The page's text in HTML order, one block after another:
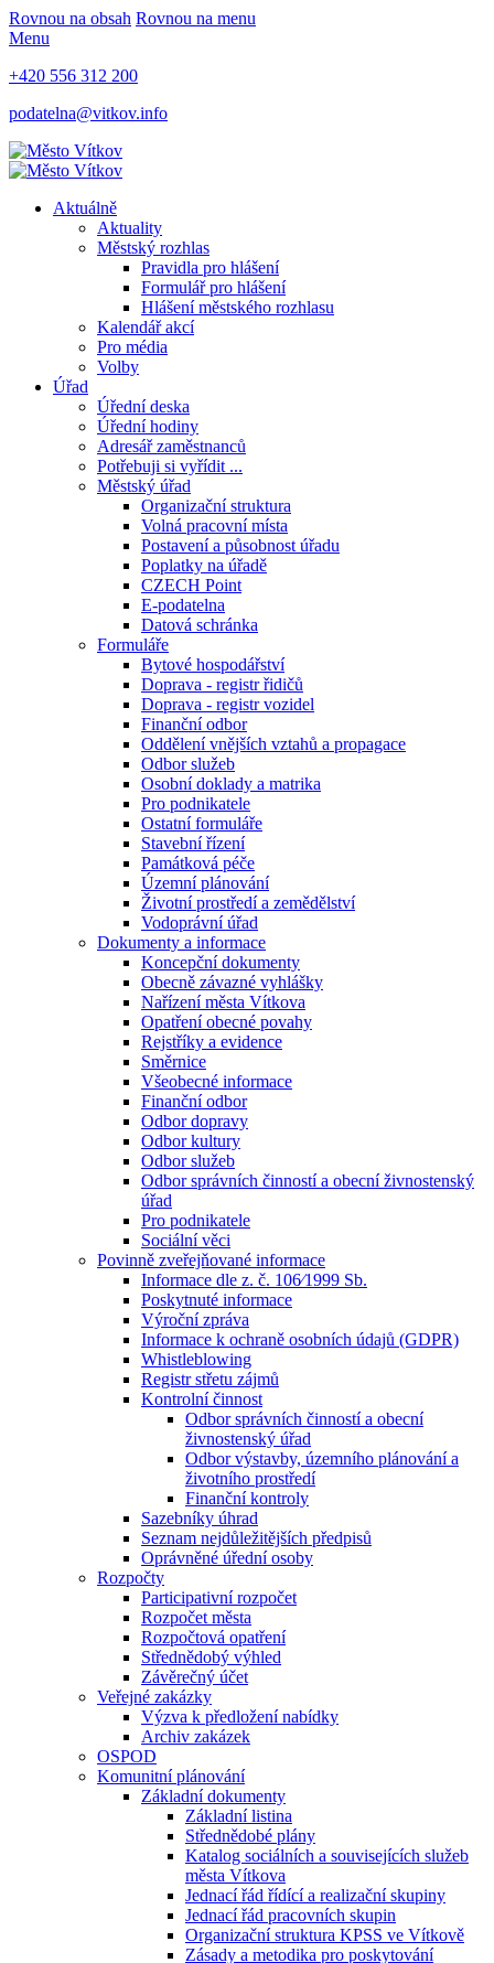
Rovnou na obsah Rovnou na menu
Menu
+420 556 312 200
podatelna@vitkov.info
Aktuálně
Aktuality
Městský rozhlas
Pravidla pro hlášení
Formulář pro hlášení
Hlášení městského rozhlasu
Kalendář akcí
Pro média
Volby
Úřad
Úřední deska
Úřední hodiny
Adresář zaměstnanců
Potřebuji si vyřídit ...
Městský úřad
Organizační struktura
Volná pracovní místa
Postavení a působnost úřadu
Poplatky na úřadě
CZECH Point
E-podatelna
Datová schránka
Formuláře
Bytové hospodářství
Doprava - registr řidičů
Doprava - registr vozidel
Finanční odbor
Oddělení vnějších vztahů a propagace
Odbor služeb
Osobní doklady a matrika
Pro podnikatele
Ostatní formuláře
Stavební řízení
Památková péče
Územní plánování
Životní prostředí a zemědělství
Vodoprávní úřad
Dokumenty a informace
Koncepční dokumenty
Obecně závazné vyhlášky
Nařízení města Vítkova
Opatření obecné povahy
Rejstříky a evidence
Směrnice
Všeobecné informace
Finanční odbor
Odbor dopravy
Odbor kultury
Odbor služeb
Odbor správních činností a obecní živnostenský
úřad
Pro podnikatele
Sociální věci
Povinně zveřejňované informace
Informace dle z. č. 106⁄1999 Sb.
Poskytnuté informace
Výroční zpráva
Informace k ochraně osobních údajů (GDPR)
Whistleblowing
Registr střetu zájmů
Kontrolní činnost
Odbor správních činností a obecní
živnostenský úřad
Odbor výstavby, územního plánování a
životního prostředí
Finanční kontroly
Sazebníky úhrad
Seznam nejdůležitějších předpisů
Oprávněné úřední osoby
Rozpočty
Participativní rozpočet
Rozpočet města
Rozpočtová opatření
Střednědobý výhled
Závěrečný účet
Veřejné zakázky
Výzva k předložení nabídky
Archiv zakázek
OSPOD
Komunitní plánování
Základní dokumenty
Základní listina
Střednědobé plány
Katalog sociálních a souvisejících služeb
města Vítkova
Jednací řád řídící a realizační skupiny
Jednací řád pracovních skupin
Organizační struktura KPSS ve Vítkově
Zásady a metodika pro poskytování